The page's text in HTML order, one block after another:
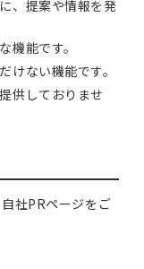
、提案や情報を発
機能です。
けない機能です。
供しておりませ
社PRページをご